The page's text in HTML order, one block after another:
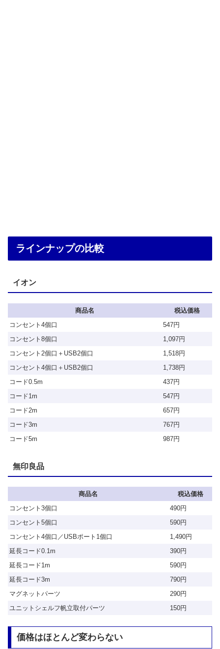
ラインナップの比較
イオン
商品名
税込価格
コンセント4個口
547円
コンセント8個口
1,097円
コンセント2個口＋USB2個口
1,518円
コンセント4個口＋USB2個口
1,738円
コード0.5m
437円
コード1m
547円
コード2m
657円
コード3m
767円
コード5m
987円
無印良品
商品名
税込価格
コンセント3個口
490円
コンセント5個口
590円
コンセント4個口／USBポート1個口
1,490円
延長コード0.1m
390円
延長コード1m
590円
延長コード3m
790円
マグネットパーツ
290円
ユニットシェルフ帆立取付パーツ
150円
価格はほとんど変わらない